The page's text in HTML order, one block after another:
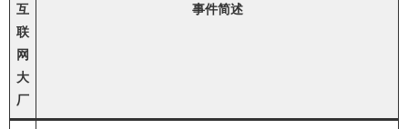
互
联
网
大
厂
事件简述